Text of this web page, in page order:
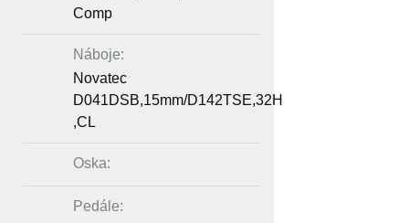
Comp
Náboje:
Novatec
D041DSB,15mm/D142TSE,32H
,CL
Oska:
Pedále: